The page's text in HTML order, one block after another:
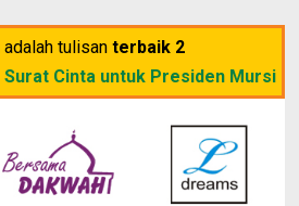
adalah tulisanterbaik 2
Surat Cinta untuk Presiden Mursi